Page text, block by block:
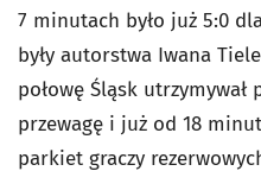
7 minutach było już 5:0
były autorstwa Iwana
połowę Śląsk
przewagę i już od 18
parkiet graczy